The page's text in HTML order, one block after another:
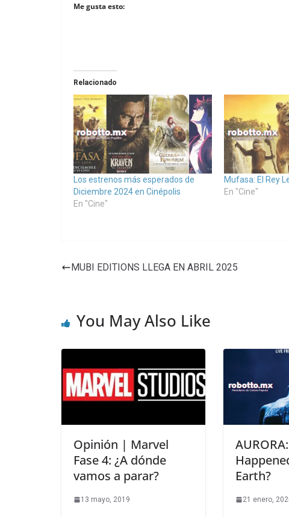
Me gusta esto:
Relacionado
Los estrenos más esperados de
Diciembre 2024 en Cinépolis
En "Cine"
Mufasa: El Rey
En "Cine"
MUBI EDITIONS LLEGA EN ABRIL 2025
You May Also Like
Opinión | Marvel
Fase 4: ¿A dónde
vamos a parar?
13 mayo, 2019
Earth?
21 enero,